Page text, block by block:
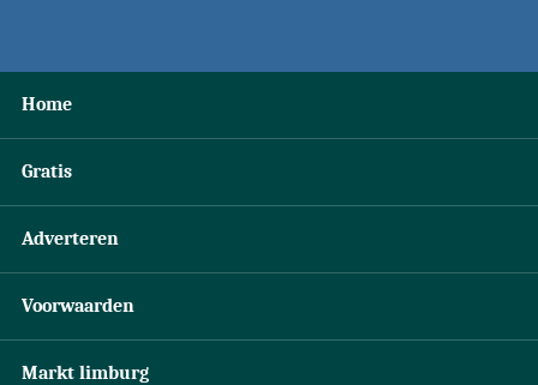
Home
Gratis
Adverteren
Voorwaarden
Markt limburg